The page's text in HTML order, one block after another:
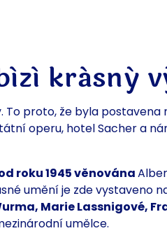
krásný
To proto, že byla postavena
operu, hotel Sacher a
roku 1945věnována
umění je zde vystaveno
Marie Lassnigové,
umělce.